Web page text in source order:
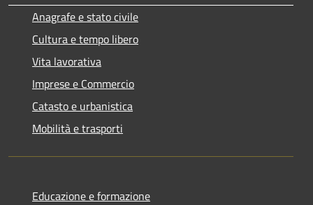
Anagrafe e stato civile
Cultura e tempo libero
Vita lavorativa
Imprese e Commercio
Catasto e urbanistica
Mobilità e trasporti
Educazione e formazione